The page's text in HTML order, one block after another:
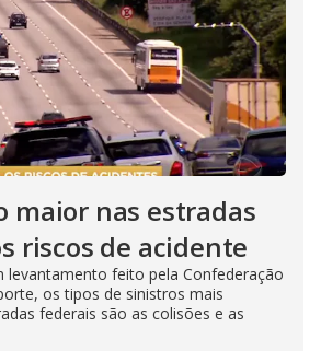
maior nas estradas
riscos de acidente
levantamento feito pela Confederação
os tipos de sinistros mais
federais são as colisões e as